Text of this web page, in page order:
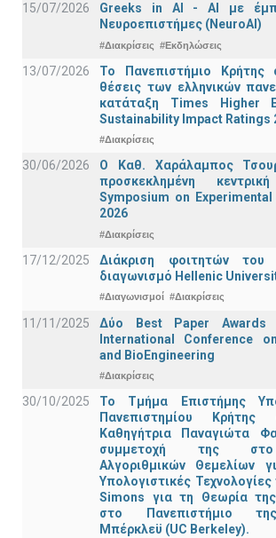
15/07/2026
Greeks in AI - ΑΙ με
Νευροεπιστήμες (NeuroAI)
#Διακρίσεις #Εκδηλώσεις
13/07/2026
Το Πανεπιστήμιο Κρήτης
θέσεις των ελληνικών
κατάταξη Times Higher
Sustainability Impact Ratings
#Διακρίσεις
30/06/2026
Ο Καθ. Χαράλαμπος
προσκεκλημένη
Symposium on
2026
#Διακρίσεις
17/12/2025
Διάκριση φοιτητών του
διαγωνισμό Hellenic
#Διαγωνισμοί #Διακρίσεις
11/11/2025
Δύο Best Paper Awards
International Conference
and BioEngineering
#Διακρίσεις
30/10/2025
Το Τμήμα Επιστήμης
Πανεπιστημίου Κρήτης
Καθηγήτρια Παναγιώτα
συμμετοχή της
Αλγοριθμικών Θεμελίων
Υπολογιστικές Τεχνολογίες
Simons για τη Θεωρία της
στο Πανεπιστήμιο
Μπέρκλεϋ (UC Berkeley).